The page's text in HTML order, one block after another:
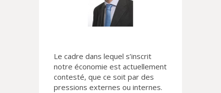
Le cadre dans lequel s’inscrit
notre économie est actuellement
contesté, que ce soit par des
pressions externes ou internes.